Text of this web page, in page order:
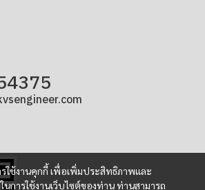
ใช้งานคุกกี้ เพื่อเพิ่มประสิทธิภาพและ
การใช้งานเว็บไซต์ของท่าน ท่านสามารถ